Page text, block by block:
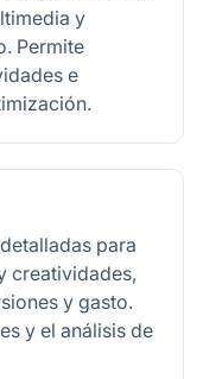
y
Permite
e
para
creatividades,
y gasto.
y el análisis de